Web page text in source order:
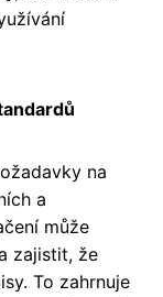
na
a
může
zajistit, že
To zahrnuje